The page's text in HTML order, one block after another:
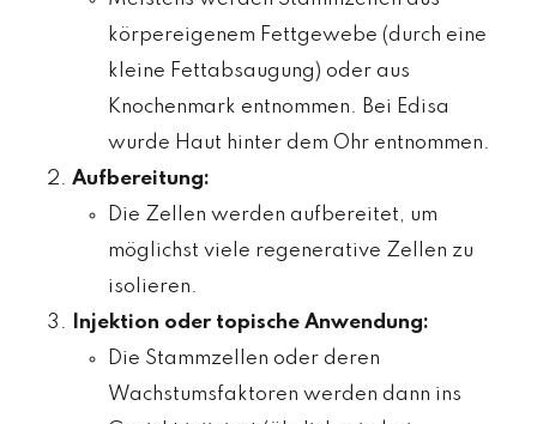
körpereigenem Fettgewebe (durch eine
kleine Fettabsaugung) oder aus
Knochenmark entnommen. Bei Edisa
wurde Haut hinter dem Ohr entnommen.
Aufbereitung:
Die Zellen werden aufbereitet, um
möglichst viele regenerative Zellen zu
isolieren.
Injektion oder topische Anwendung:
Die Stammzellen oder deren
Wachstumsfaktoren werden dann ins